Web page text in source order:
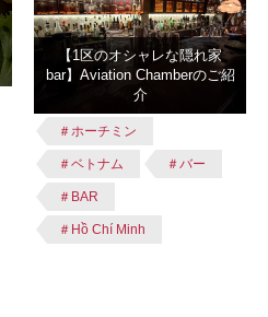
【1区のオシャレな隠れ家
bar】Aviation Chamberのご紹
介
＃ホーチミン
＃ベトナム ＃バー
＃BAR
＃Hồ Chí Minh